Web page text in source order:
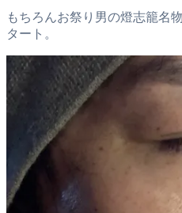
もちろんお祭り男の燈志籠名
タート。